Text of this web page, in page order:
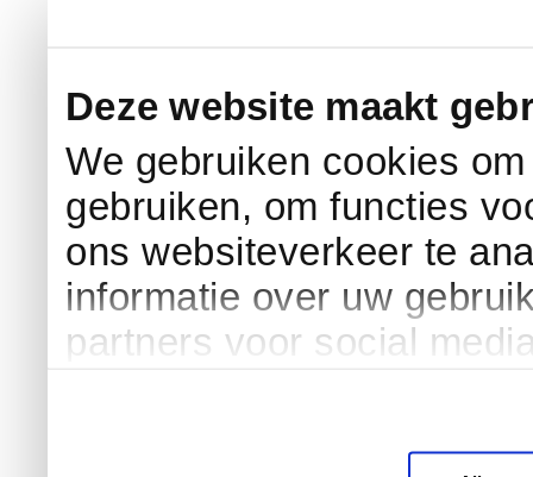
Deze website maakt
We gebruiken cookies
gebruiken, om functies
ons websiteverkeer te
informatie over uw
partners voor social